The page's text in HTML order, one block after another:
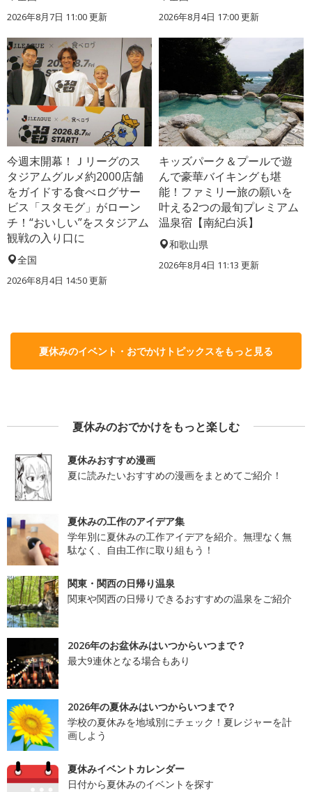
2026年8月7日 11:00更新 2026年8月4日 17:00更新
今週末開幕！Ｊリーグのス
タジアムグルメ約2000店舗
をガイドする食べログサー
ビス「スタモグ」がローン
チ！“おいしい”をスタジアム
観戦の入り口に
全国
2026年8月4日 14:50更新
キッズパーク＆プールで遊
んで豪華バイキングも堪
能！ファミリー旅の願いを
叶える2つの最旬プレミアム
温泉宿【南紀白浜】
和歌山県
2026年8月4日 11:13 更新
夏休みのイベント・おでかけトピックスをもっと見る
夏休みのおでかけをもっと楽しむ
夏休みおすすめ漫画
夏に読みたいおすすめの漫画をまとめてご紹介！
夏休みの工作のアイデア集
学年別に夏休みの工作アイデアを紹介。無理なく無
駄なく、自由工作に取り組もう！
関東・関西の日帰り温泉
関東や関西の日帰りできるおすすめの温泉をご紹介
2026年のお盆休みはいつからいつまで？
最大9連休となる場合もあり
2026年の夏休みはいつからいつまで？
学校の夏休みを地域別にチェック！夏レジャーを計
画しよう
夏休みイベントカレンダー
日付から夏休みのイベントを探す